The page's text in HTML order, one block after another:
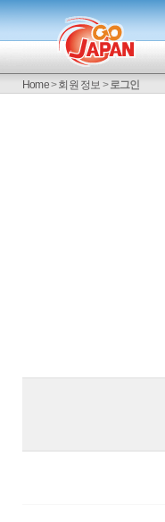
Home>회원 정보 >로그인